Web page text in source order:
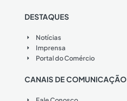
DESTAQUES
Notícias
Imprensa
Portal do Comércio
CANAIS DE COMUNICAÇÃO